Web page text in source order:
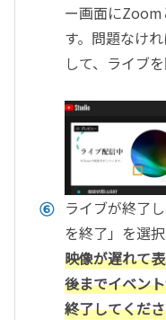
ー画面にZoom
す。問題なけ
して、ライブを
ライブが終了
を終了」を選択
映像が遅れて
後までイベン
終了してくだ